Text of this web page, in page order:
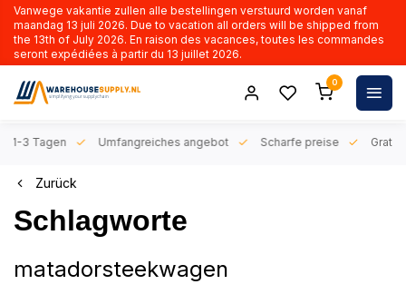
Vanwege vakantie zullen alle bestellingen verstuurd worden vanaf
maandag 13 juli 2026. Due to vacation all orders will be shipped from
the 13th of July 2026. En raison des vacances, toutes les commandes
seront expédiées à partir du 13 juillet 2026.
0
1-3 Tagen Umfangreiches angebot Scharfe preise Gratis
Zurück
Schlagworte
matadorsteekwagen